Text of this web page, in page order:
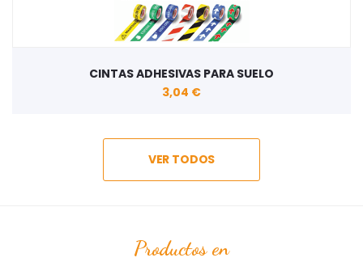
CINTAS ADHESIVAS PARA SUELO
3,04 €
VER TODOS
Productos en